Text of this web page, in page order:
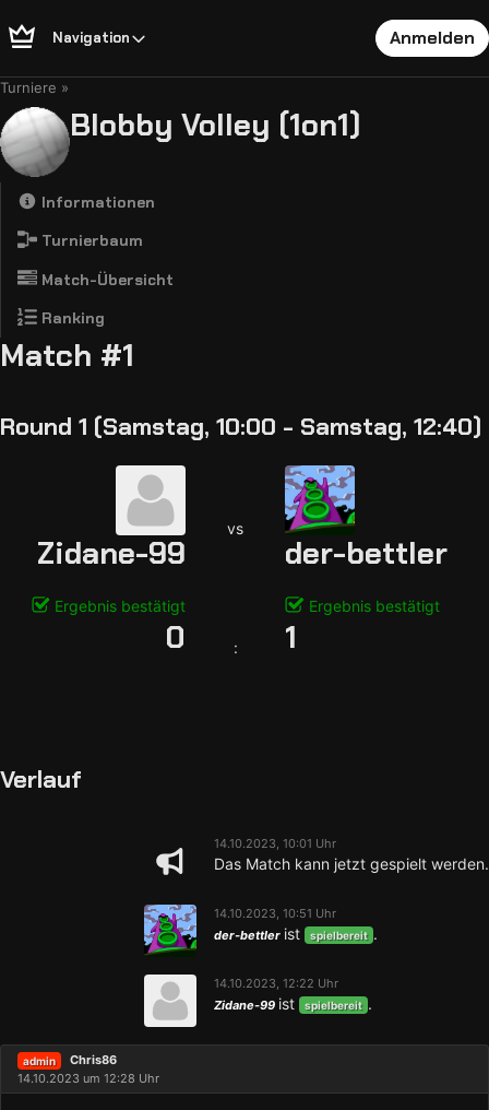
Navigation Anmelden
Turniere
Blobby Volley (1on1)
Informationen
Turnierbaum
Match-Übersicht
Ranking
Match #1
Round 1 (Samstag, 10:00 - Samstag, 12:40)
Zidane-99
vs
der-bettler
Ergebnis bestätigt Ergebnis bestätigt
0 : 1
Verlauf
14.10.2023, 10:01 Uhr
Das Match kann jetzt gespielt werden.
14.10.2023, 10:51 Uhr
der-bettler ist spielbereit .
14.10.2023, 12:22 Uhr
Zidane-99 ist spielbereit .
admin
Chris86
14.10.2023 um 12:28 Uhr